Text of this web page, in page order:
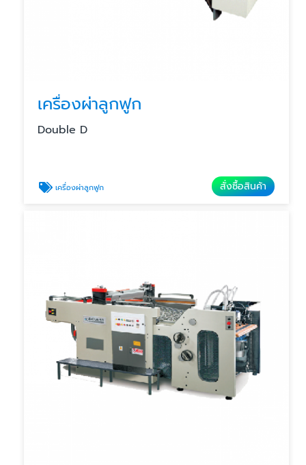
เครื่องผ่าลูกฟูก
Double D
เครื่องผ่าลูกฟูก สั่งซื้อสินค้า